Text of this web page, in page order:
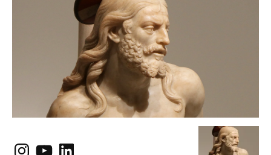
Instagram
YouTubeLinkedIn